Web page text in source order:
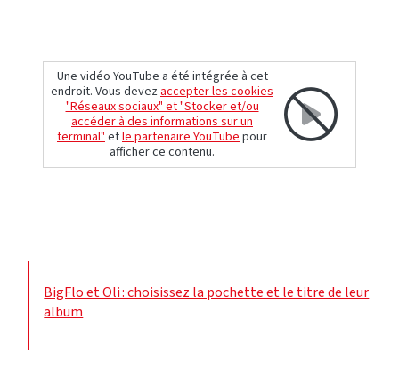
Une vidéo YouTube a été intégrée à cet
endroit. Vous devezaccepter les cookies
"Réseaux sociaux" et "Stocker et/ou
accéder à des informations sur un
terminal"etle partenaire YouTubepour
afficher ce contenu.
BigFlo et Oli : choisissez la pochette et le titre de leur
album